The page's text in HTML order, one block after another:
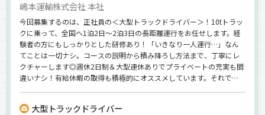
嶋本運輸株式会社 本社
今回募集するのは、正社員の＜大型トラックドライバー＞！10tトラッ
クに乗って、全国へ1泊2日～2泊3日の長距離運行をお任せします。経
験者の方にもしっかりとした研修あり！「いきなり一人運行…」なん
てことは一切ナシ。コースの説明から積み降ろし方法まで、丁寧にレ
クチャーします◎週休2日制＆大型連休ありでプライベートの充実も間
違いナシ！有給休暇の取得も積極的にオススメしています。それでい
大型トラックドライバー